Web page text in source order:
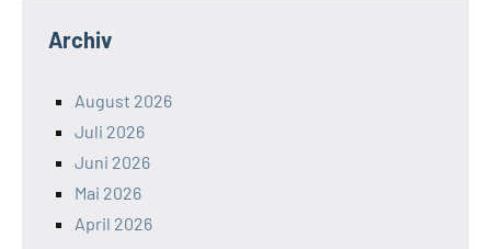
Archiv
August 2026
Juli 2026
Juni 2026
Mai 2026
April 2026